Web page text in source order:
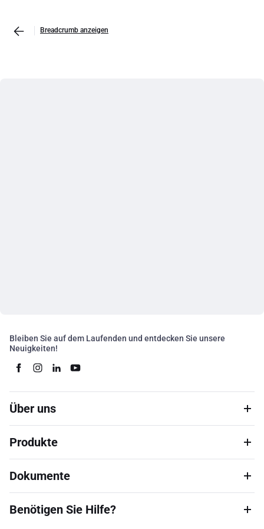
Breadcrumb anzeigen
Bleiben Sie auf dem Laufenden und entdecken Sie unsere
Neuigkeiten!
Über uns
Produkte
Dokumente
Benötigen Sie Hilfe?